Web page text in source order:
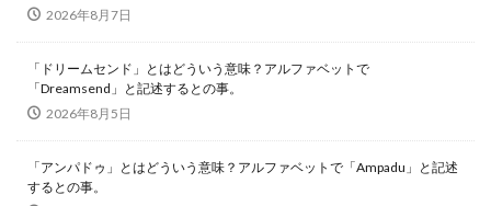
2026年8月7日
「ドリームセンド」とはどういう意味？アルファベットで
「Dreamsend」と記述するとの事。
2026年8月5日
「アンパドゥ」とはどういう意味？アルファベットで「Ampadu」と記述
するとの事。